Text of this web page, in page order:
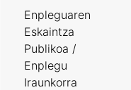
Enpleguaren
Eskaintza
Publikoa /
Enplegu
Iraunkorra